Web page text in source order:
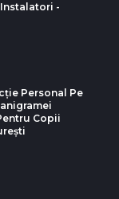
-
Personal Pe
Copii